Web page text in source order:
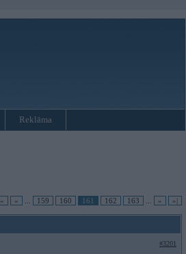
Reklāma
|« « 159 160 161 162 163 » »|
#3201